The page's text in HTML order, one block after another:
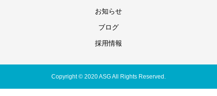
お知らせ
ブログ
採用情報
Copyright © 2020 ASG All Rights Reserved.